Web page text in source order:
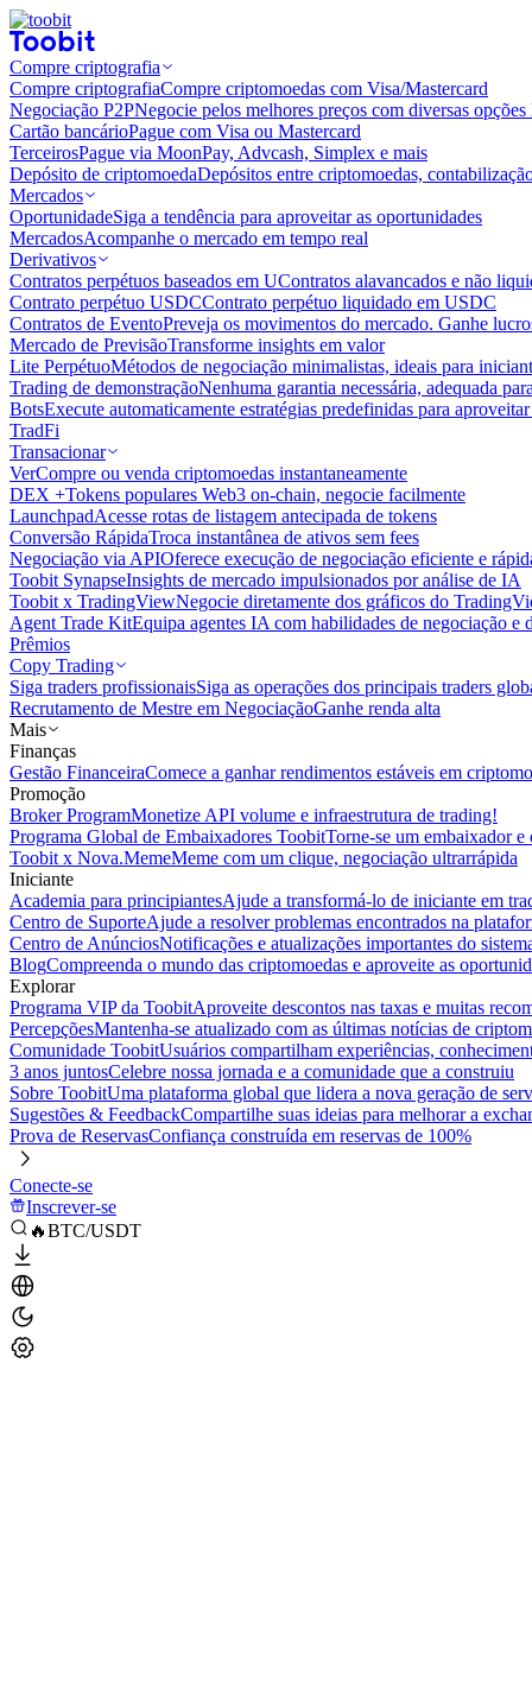
Compre criptografia
Compre criptografiaCompre criptomoedas com Visa/Mastercard
Negociação P2PNegocie pelos melhores preços com diversas
Cartão bancárioPague com Visa ou Mastercard
TerceirosPague via MoonPay, Advcash, Simplex e mais
Depósito de criptomoedaDepósitos entre criptomoedas,
Mercados
OportunidadeSiga a tendência para aproveitar as oportunidades
MercadosAcompanhe o mercado em tempo real
Derivativos
Contratos perpétuos baseados em UContratos alavancados e não
Contrato perpétuo USDCContrato perpétuo liquidado em USDC
Contratos de EventoPreveja os movimentos do mercado. Ganhe
Mercado de PrevisãoTransforme insights em valor
Lite PerpétuoMétodos de negociação minimalistas, ideais para
Trading de demonstraçãoNenhuma garantia necessária, adequada
BotsExecute automaticamente estratégias predefinidas para
TradFi
Transacionar
VerCompre ou venda criptomoedas instantaneamente
DEX +Tokens populares Web3 on-chain, negocie facilmente
LaunchpadAcesse rotas de listagem antecipada de tokens
Conversão RápidaTroca instantânea de ativos sem fees
Negociação via APIOferece execução de negociação eficiente e
Toobit SynapseInsights de mercado impulsionados por análise de IA
Toobit x TradingViewNegocie diretamente dos gráficos do
Agent Trade KitEquipa agentes IA com habilidades de negociação e
Prêmios
Copy Trading
Siga traders profissionaisSiga as operações dos principais traders
Recrutamento de Mestre em NegociaçãoGanhe renda alta
Mais
Finanças
Gestão FinanceiraComece a ganhar rendimentos estáveis em
Promoção
Broker ProgramMonetize API volume e infraestrutura de trading!
Programa Global de Embaixadores ToobitTorne-se um embaixador
Toobit x Nova.MemeMeme com um clique, negociação ultrarrápida
Iniciante
Academia para principiantesAjude a transformá-lo de iniciante em
Centro de SuporteAjude a resolver problemas encontrados na
Centro de AnúnciosNotificações e atualizações importantes do
BlogCompreenda o mundo das criptomoedas e aproveite as
Explorar
Programa VIP da ToobitAproveite descontos nas taxas e muitas
PercepçõesMantenha-se atualizado com as últimas notícias de
Comunidade ToobitUsuários compartilham experiências,
3 anos juntosCelebre nossa jornada e a comunidade que a construiu
Sobre ToobitUma plataforma global que lidera a nova geração de
Sugestões & FeedbackCompartilhe suas ideias para melhorar a
Prova de ReservasConfiança construída em reservas de 100%
Conecte-se
Inscrever-se
🔥BTC/USDT